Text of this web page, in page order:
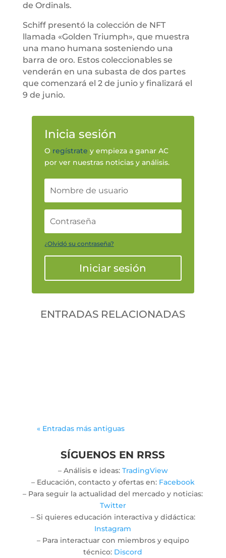
de Ordinals.
Schiff presentó la colección de NFT
llamada «Golden Triumph», que muestra
una mano humana sosteniendo una
barra de oro. Estos coleccionables se
venderán en una subasta de dos partes
que comenzará el 2 de junio y finalizará el
9 de junio.
Inicia sesión
O regístrate y empieza a ganar AC
por ver nuestras noticias y análisis.
¿Olvidó su contraseña?
Iniciar sesión
ENTRADAS RELACIONADAS
« Entradas más antiguas
SÍGUENOS EN RRSS
– Análisis e ideas: TradingView
– Educación, contacto y ofertas en: Facebook
– Para seguir la actualidad del mercado y noticias:
Twitter
– Si quieres educación interactiva y didáctica:
Instagram
– Para interactuar con miembros y equipo
técnico: Discord